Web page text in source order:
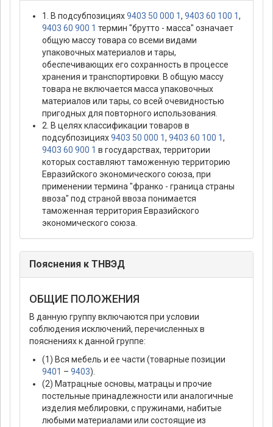
1. В подсубпозициях9403 50 000 1, 9403 60 100 1,
9403 60 900 1 термин "брутто - масса" означает
общую массу товара со всеми видами
упаковочных материалов и тары,
обеспечивающих его сохранность в процессе
хранения и транспортировки. В общую массу
товара не включается масса упаковочных
материалов или тары, со всей очевидностью
пригодных для повторного использования.
2. В целях классификации товаров в
подсубпозициях9403 50 000 1, 9403 60 100 1,
9403 60 900 1 в государствах, территории
которых составляют таможенную территорию
Евразийского экономического союза, при
применении термина "франко - граница страны
ввоза" под страной ввоза понимается
таможенная территория Евразийского
экономического союза.
Пояснения к ТНВЭД
ОБЩИЕ ПОЛОЖЕНИЯ
В данную группу включаются при условии
соблюдения исключений, перечисленных в
пояснениях к данной группе:
(1) Вся мебель и ее части (товарные позиции
9401 – 9403).
(2) Матрацные основы, матрацы и прочие
постельные принадлежности или аналогичные
изделия меблировки, с пружинами, набитые
любыми материалами или состоящие из